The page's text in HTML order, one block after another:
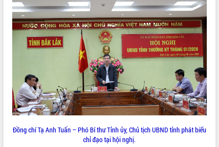
Phát động chiến dịch 30 ngày đêm
giải phóng mặt bằng Tuyến đường bộ
ven biển
Đắk Lắk nỗ lực thúc đẩy tăng trưởng
kinh tế từ 10% trở lên trong Quý
Đắk Lắk ký kết thỏa thuận hợp tác về
chuyển đổi số giai đoạn 2026 – 2030
với Tập đoàn Bưu chính Viễn thông
Việt Nam
Thứ trưởng Bộ Y tế làm việc với tỉnh
cho trạm y tế cấp xã
Du lịch Đắk Lắk nâng tầm trải nghiệm
Đồng chí Tạ Anh Tuấn – Phó Bí thư Tỉnh ủy, Chủ tịch UBND tỉnh phát biểu
chỉ đạo tại hội nghị.